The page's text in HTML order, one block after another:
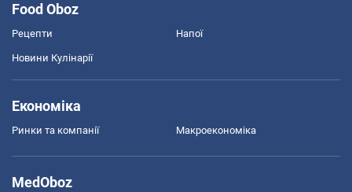
Food Oboz
Рецепти Напої
Новини Кулінарії
Економіка
Ринки та компанії Макроекономіка
MedOboz